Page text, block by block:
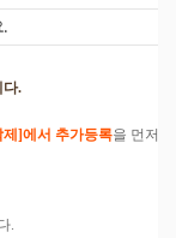
.
다.
]에서 추가등록을 먼저
.